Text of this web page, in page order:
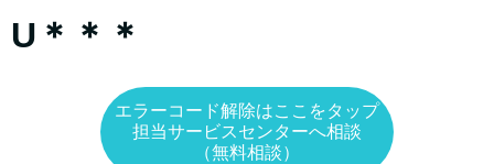
U＊＊＊
エラーコード解除はここをタップ
担当サービスセンターへ相談
（無料相談）